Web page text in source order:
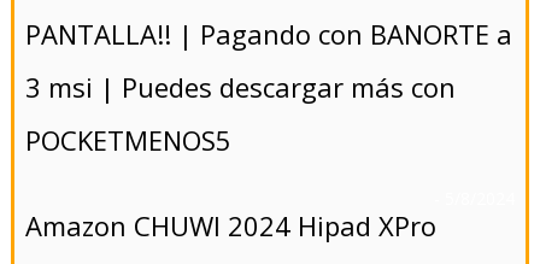
PANTALLA!! | Pagando con BANORTE a
3 msi | Puedes descargar más con
POCKETMENOS5
Amazon CHUWI 2024 Hipad XPro